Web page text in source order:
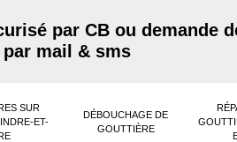
par CB ou demande
mail & sms
SUR
ET-
DÉBOUCHAGE DE
GOUTTIÈRE